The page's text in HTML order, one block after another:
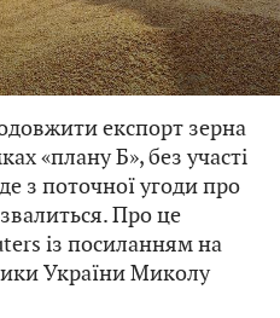
експорт зерна
«плану Б», без участі
з поточної угоди про
Про це
із посиланням на
України Миколу